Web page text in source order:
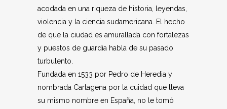
acodada en una riqueza de historia, leyendas,
violencia y la ciencia sudamericana. El hecho
de que la ciudad es amurallada con fortalezas
y puestos de guardia habla de su pasado
turbulento.
Fundada en 1533 por Pedro de Heredia y
nombrada Cartagena por la cuidad que lleva
su mismo nombre en España, no le tomó